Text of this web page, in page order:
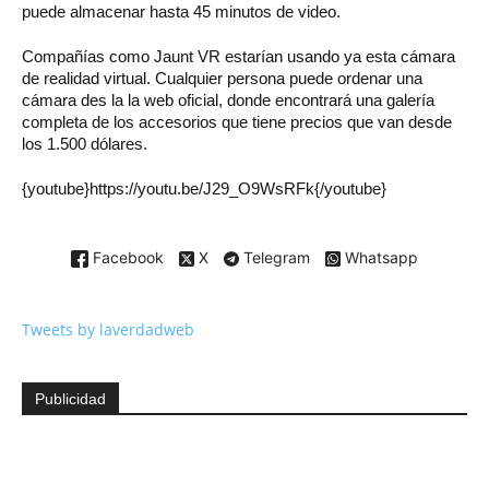
puede almacenar hasta 45 minutos de video.
Compañías como Jaunt VR estarían usando ya esta cámara
de realidad virtual. Cualquier persona puede ordenar una
cámara des la la web oficial, donde encontrará una galería
completa de los accesorios que tiene precios que van desde
los 1.500 dólares.
{youtube}https://youtu.be/J29_O9WsRFk{/youtube}
Facebook X Telegram Whatsapp
Tweets by laverdadweb
Publicidad